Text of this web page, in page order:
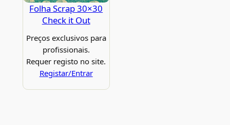
Folha Scrap 30×30
Check it Out
Preços exclusivos para
profissionais.
Requer registo no site.
Registar/Entrar